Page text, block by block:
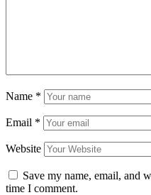
Name *
Email *
Website
Save my name, email, and
time I comment.